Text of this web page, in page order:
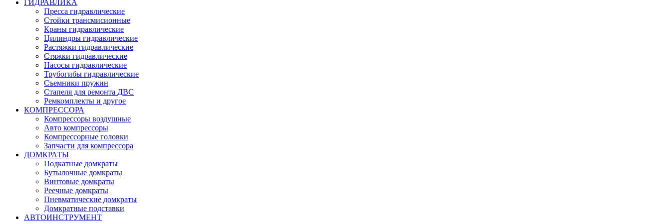
ГИДРАВЛИКА
Пресса гидравлические
Стойки трансмисионные
Краны гидравлические
Цилиндры гидравлические
Растяжки гидравлические
Стяжки гидравлические
Насосы гидравлические
Трубогибы гидравлические
Съемники пружин
Стапеля для ремонта ДВС
Ремкомплекты и другое
КОМПРЕССОРА
Компрессоры воздушные
Авто компрессоры
Компрессорные головки
Запчасти для компрессора
ДОМКРАТЫ
Подкатные домкраты
Бутылочные домкраты
Винтовые домкраты
Реечные домкраты
Пневматические домкраты
Домкратные подставки
АВТОИНСТРУМЕНТ